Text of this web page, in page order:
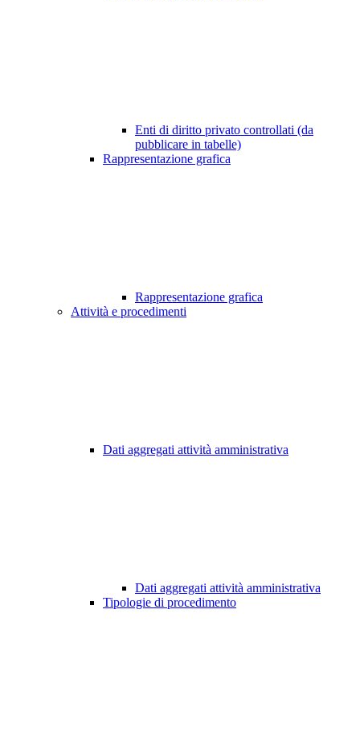
Enti di diritto privato controllati (da
pubblicare in tabelle)
Rappresentazione grafica
Rappresentazione grafica
Attività e procedimenti
Dati aggregati attività amministrativa
Dati aggregati attività amministrativa
Tipologie di procedimento